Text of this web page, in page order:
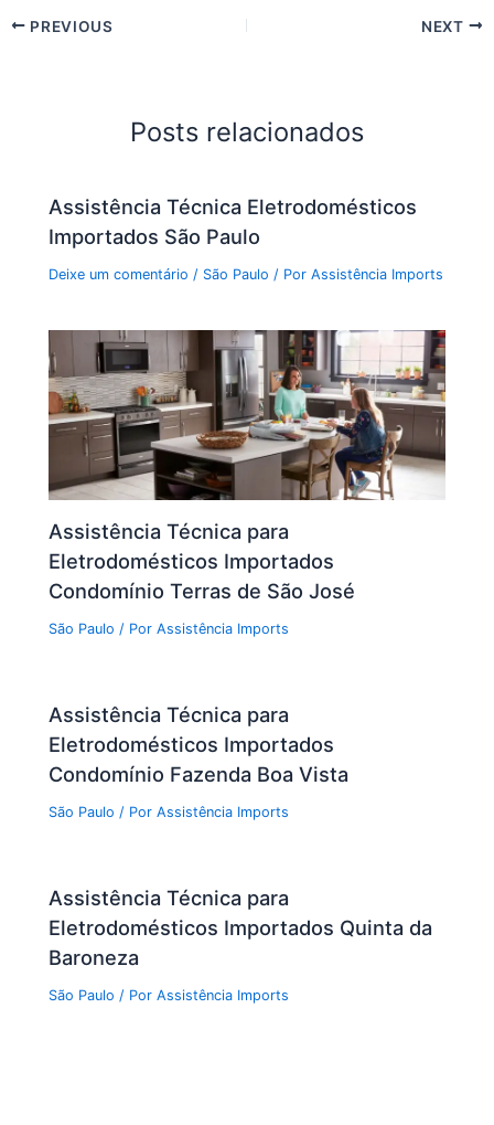
PREVIOUS NEXT
Posts relacionados
Assistência Técnica Eletrodomésticos
Importados São Paulo
Deixe um comentário / São Paulo / PorAssistência Imports
Assistência Técnica para
Eletrodomésticos Importados
Condomínio Terras de São José
São Paulo / PorAssistência Imports
Assistência Técnica para
Eletrodomésticos Importados
Condomínio Fazenda Boa Vista
São Paulo / PorAssistência Imports
Assistência Técnica para
Eletrodomésticos Importados Quinta da
Baroneza
São Paulo / PorAssistência Imports